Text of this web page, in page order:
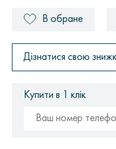
В обране
Дізнатися свою
Купити в 1 клік